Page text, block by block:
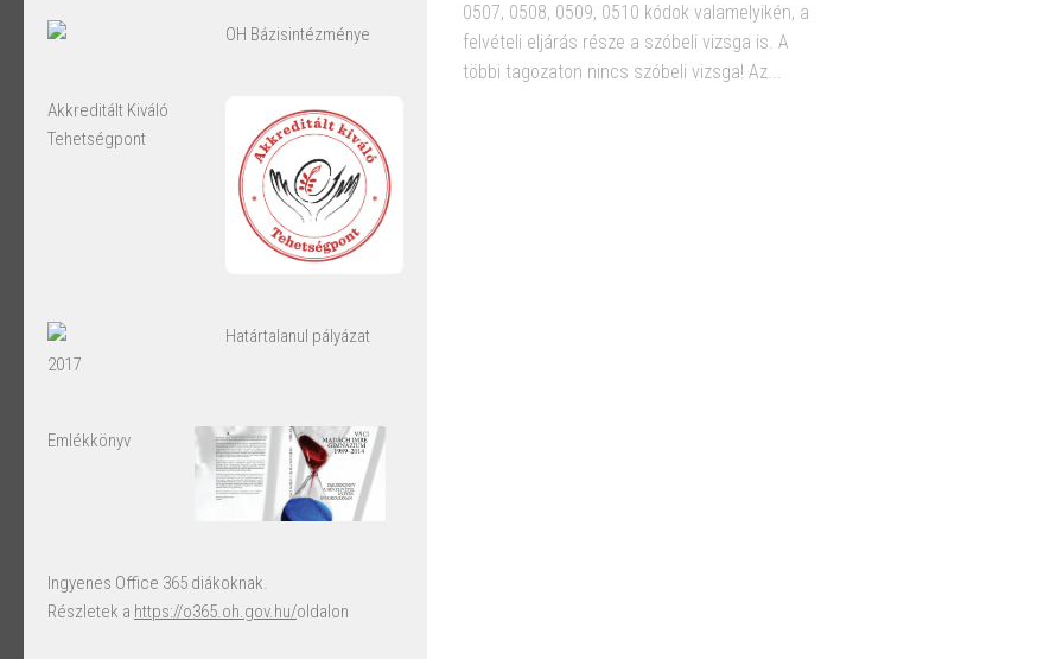
0507, 0508, 0509, 0510 kódok valamelyikén, a
felvételi eljárás része a szóbeli vizsga is. A
többi tagozaton nincs szóbeli vizsga! Az...
OH Bázisintézménye
Akkreditált Kiváló
Tehetségpont
Határtalanul pályázat
2017
Emlékkönyv
Ingyenes Office 365 diákoknak.
Részletek a https://o365.oh.gov.hu/oldalon